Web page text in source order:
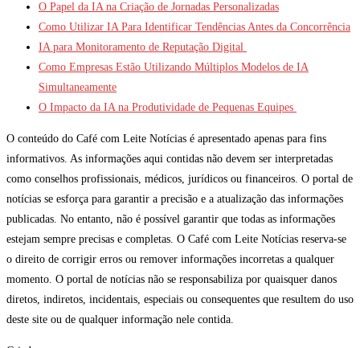
O Papel da IA na Criação de Jornadas Personalizadas
Como Utilizar IA Para Identificar Tendências Antes da Concorrência
IA para Monitoramento de Reputação Digital
Como Empresas Estão Utilizando Múltiplos Modelos de IA
Simultaneamente
O Impacto da IA na Produtividade de Pequenas Equipes
O conteúdo do Café com Leite Notícias é apresentado apenas para fins
informativos. As informações aqui contidas não devem ser interpretadas
como conselhos profissionais, médicos, jurídicos ou financeiros. O portal de
notícias se esforça para garantir a precisão e a atualização das informações
publicadas. No entanto, não é possível garantir que todas as informações
estejam sempre precisas e completas. O Café com Leite Notícias reserva-se
o direito de corrigir erros ou remover informações incorretas a qualquer
momento. O portal de notícias não se responsabiliza por quaisquer danos
diretos, indiretos, incidentais, especiais ou consequentes que resultem do uso
deste site ou de qualquer informação nele contida.